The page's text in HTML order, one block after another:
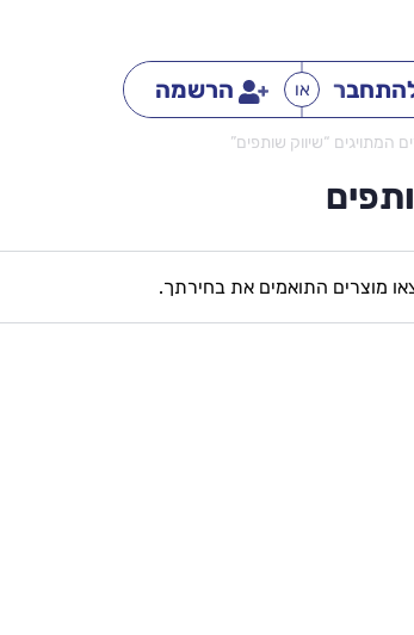
או הרשמה
המתויגים “שיווק שותפים”
מוצרים התואמים את בחירתך.